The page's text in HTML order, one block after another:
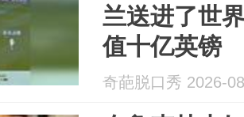
兰送进了世
值十亿英镑
奇葩脱口秀 2026-